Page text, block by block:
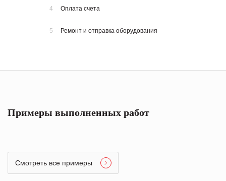
4 Оплата счета
5 Ремонт и отправка оборудования
Примеры выполненных работ
Смотреть все примеры